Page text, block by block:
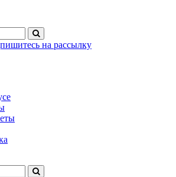
на рассылку